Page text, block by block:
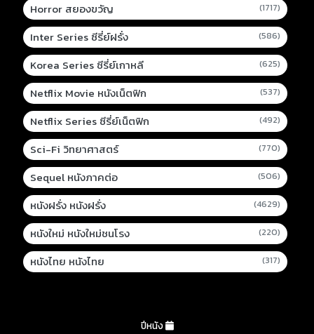
Horror สยองขวัญ (1717)
Inter Series ซีรี่ย์ฝรั่ง (586)
Korea Series ซีรี่ย์เกาหลี (625)
Netflix Movie หนังเน็ตฟิก (537)
Netflix Series ซีรี่ย์เน็ตฟิก (492)
Sci-Fi วิทยาศาสตร์ (770)
Sequel หนังภาคต่อ (506)
หนังฝรั่ง หนังฝรั่ง (4629)
หนังใหม่ หนังใหม่ชนโรง (220)
หนังไทย หนังไทย (317)
ปีหนัง